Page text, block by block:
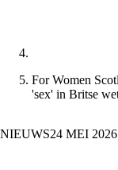
For Women
'sex' in Britse
NIEUWS24 MEI 2026